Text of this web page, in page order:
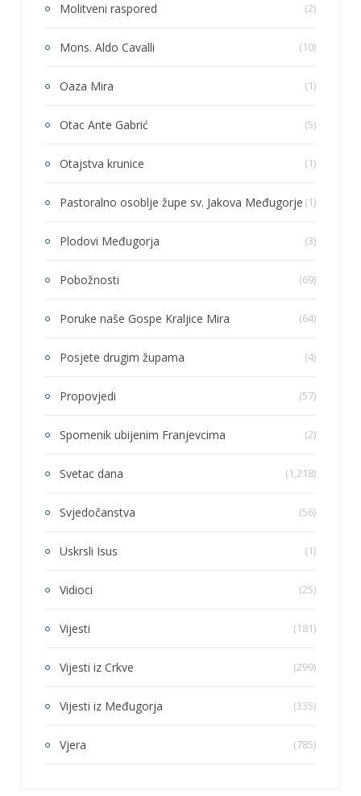
Molitveni raspored (2)
Mons. Aldo Cavalli (10)
Oaza Mira (1)
Otac Ante Gabrić (5)
Otajstva krunice (1)
Pastoralno osoblje župe sv. Jakova Međugorje (1)
Plodovi Međugorja (3)
Pobožnosti (69)
Poruke naše Gospe Kraljice Mira (64)
Posjete drugim župama (4)
Propovjedi (57)
Spomenik ubijenim Franjevcima (2)
Svetac dana (1,218)
Svjedočanstva (56)
Uskrsli Isus (1)
Vidioci (25)
Vijesti (181)
Vijesti iz Crkve (299)
Vijesti iz Međugorja (335)
Vjera (785)